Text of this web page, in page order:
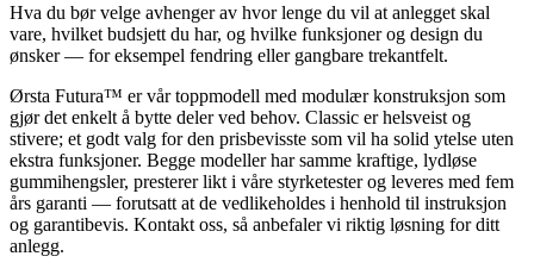
Hva du bør velge avhenger av hvor lenge du vil at anlegget skal
vare, hvilket budsjett du har, og hvilke funksjoner og design du
ønsker — for eksempel fendring eller gangbare trekantfelt.
Ørsta Futura™ er vår toppmodell med modulær konstruksjon som
gjør det enkelt å bytte deler ved behov. Classic er helsveist og
stivere; et godt valg for den prisbevisste som vil ha solid ytelse uten
ekstra funksjoner. Begge modeller har samme kraftige, lydløse
gummihengsler, presterer likt i våre styrketester og leveres med fem
års garanti — forutsatt at de vedlikeholdes i henhold til instruksjon
og garantibevis. Kontakt oss, så anbefaler vi riktig løsning for ditt
anlegg.